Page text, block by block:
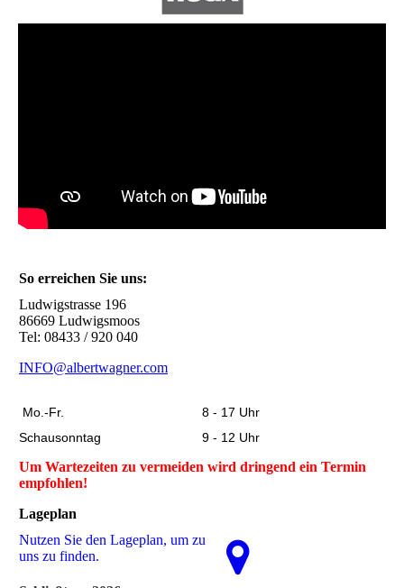
So erreichen Sie uns:
Ludwigstrasse 196
86669 Ludwigsmoos
Tel: 08433 / 920 040
INFO@albertwagner.com
Mo.-Fr.
8 - 17 Uhr
Schausonntag
9 - 12 Uhr
Um Wartezeiten zu vermeiden wird dringend ein Termin
empfohlen!
Lageplan
Nutzen Sie den La­ge­plan, um zu
uns zu finden.